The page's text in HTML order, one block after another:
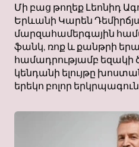
Մի բաց թողեք Լեոնիդ
Երևանի Կարեն
մարզահամերգային
ֆանկ, ռոք և քանթրի
համադրությամբ
կենդանի ելույթը
երեկո բոլոր